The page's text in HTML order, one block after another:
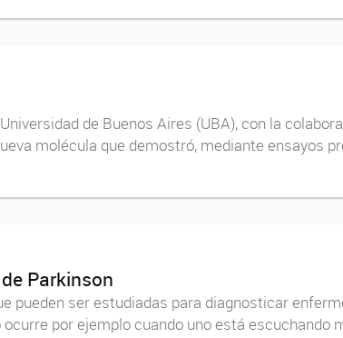
de Buenos Aires (UBA), con la
molécula que demostró, mediante ensayos
Parkinson
pueden ser estudiadas para diagnosticar
por ejemplo cuando uno está escuchando